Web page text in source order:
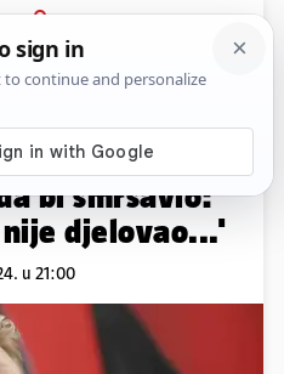
PRIJAVA
Komentari
da je uzeo
bi smršavio:
djelovao...'
u 21:00